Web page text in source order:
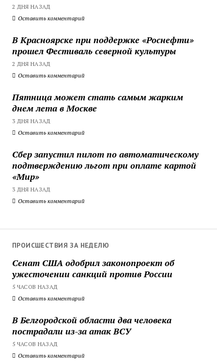
2 ДНЯ НАЗАД
Оставить комментарий
В Красноярске при поддержке «Роснефти»
прошел Фестиваль северной культуры
2 ДНЯ НАЗАД
Оставить комментарий
Пятница может стать самым жарким
днем лета в Москве
3 ДНЯ НАЗАД
Оставить комментарий
Сбер запустил пилот по автоматическому
подтверждению льгот при оплате картой
«Мир»
3 ДНЯ НАЗАД
Оставить комментарий
ПРОИСШЕСТВИЯ ЗА НЕДЕЛЮ
Сенат США одобрил законопроект об
ужесточении санкций против России
5 ЧАСОВ НАЗАД
Оставить комментарий
В Белгородской области два человека
пострадали из-за атак ВСУ
5 ЧАСОВ НАЗАД
Оставить комментарий